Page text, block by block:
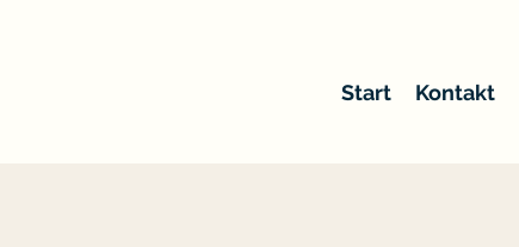
Start Kontakt